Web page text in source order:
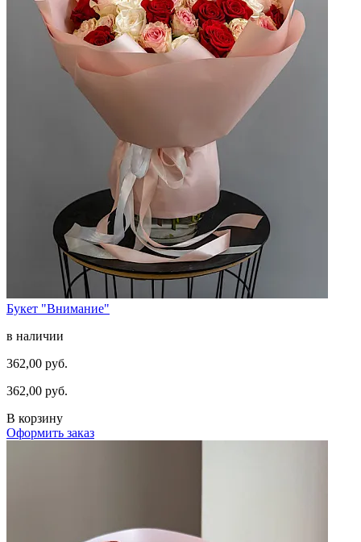
Букет "Внимание"
в наличии
362,00 руб.
362,00 руб.
В корзину
Оформить заказ